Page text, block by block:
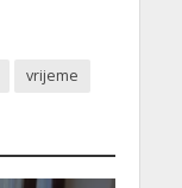
vrijeme